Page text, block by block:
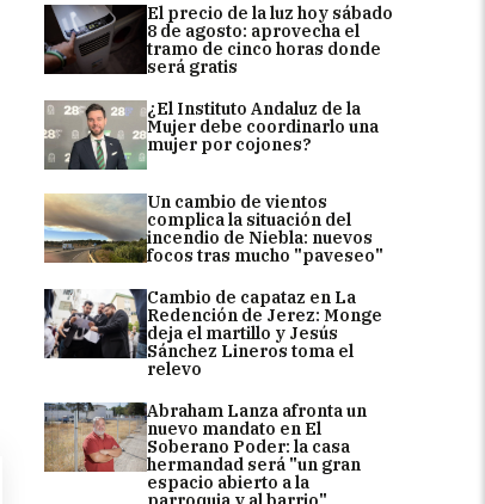
El precio de la luz hoy sábado
8 de agosto: aprovecha el
tramo de cinco horas donde
será gratis
¿El Instituto Andaluz de la
Mujer debe coordinarlo una
mujer por cojones?
Un cambio de vientos
complica la situación del
incendio de Niebla: nuevos
focos tras mucho "paveseo"
Cambio de capataz en La
Redención de Jerez: Monge
deja el martillo y Jesús
Sánchez Lineros toma el
relevo
Abraham Lanza afronta un
nuevo mandato en El
Soberano Poder: la casa
hermandad será "un gran
espacio abierto a la